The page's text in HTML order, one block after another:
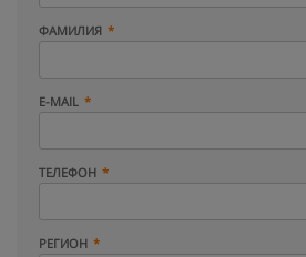
ФАМИЛИЯ
E-MAIL
ТЕЛЕФОН
РЕГИОН